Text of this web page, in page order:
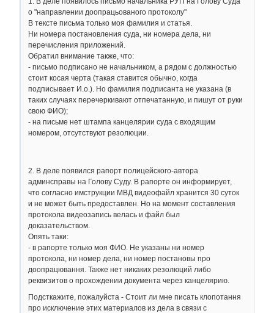
о "направлении доопрацьованого протоколу"
В тексте письма только моя фамилия и статья.
Ни номера постановления суда, ни номера дела, ни
перечисления приложений.
Обратил внимание также, что:
- письмо подписано не начальником, а рядом с должностью
стоит косая черта (такая ставится обычно, когда
подписывает И.о.). Но фамилия подписанта не указана (в
таких случаях перечеркивают отпечатанную, и пишут от руки
свою ФИО);
- на письме нет штампа канцелярии суда с входящим
номером, отсутствуют резолюции.
2. В деле появился рапорт полицейского-автора
админсправы на Голову Суду. В рапорте он информирует,
что согласно имструкции МВД видеофайл хранится 30 суток
и не может быть предоставлен. Но на момент составления
протокола видеозапись велась и файл был
доказательством.
Опять таки:
- в рапорте только моя ФИО. Не указаны ни номер
протокола, ни номер дела, ни номер постановы про
доопрацювання. Также нет никаких резолюций либо
реквизитов о прохождении документа через канцелярию.
Подсткажите, пожалуйста - Стоит ли мне писать клопотання
про исключение этих материалов из дела в связи с